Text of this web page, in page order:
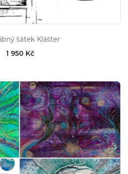
šátek Klášter
1 950 Kč